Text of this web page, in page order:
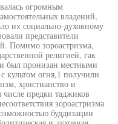
огромным
владений,
их социально-духовному
представители
Помимо зороастризма,
религией, гак
был пронизан местными
культом огня,1 получили
христианство и
предки таджиков
зороастризма
буддизации